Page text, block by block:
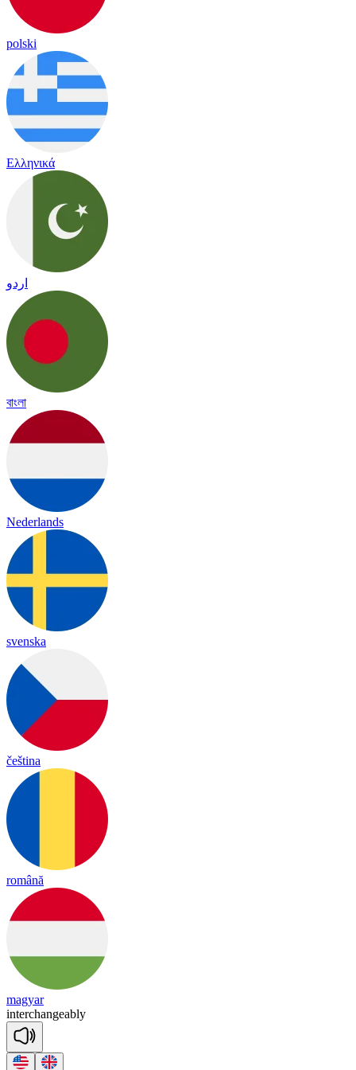
polski
Ελληνικά
اردو
বাংলা
Nederlands
svenska
čeština
română
magyar
interchangeably